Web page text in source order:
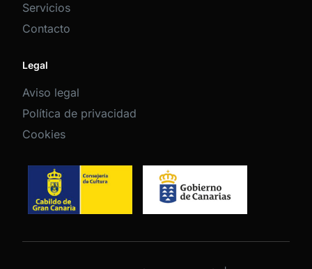
Servicios
Contacto
Legal
Aviso legal
Política de privacidad
Cookies